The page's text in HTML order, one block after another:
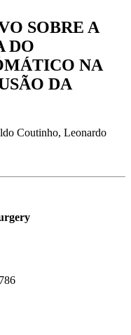
SOBRE A
DO
NA
DA
Coutinho, Leonardo